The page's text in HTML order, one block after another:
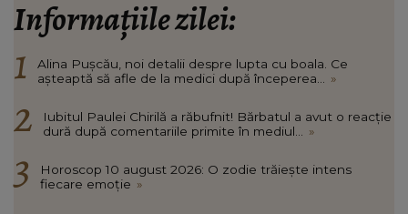
Informațiile zilei:
Alina Pușcău, noi detalii despre lupta cu boala. Ce
așteaptă să afle de la medici după începerea...
»
Iubitul Paulei Chirilă a răbufnit! Bărbatul a avut o reacție
dură după comentariile primite în mediul...
»
Horoscop 10 august 2026: O zodie trăiește intens
fiecare emoție »